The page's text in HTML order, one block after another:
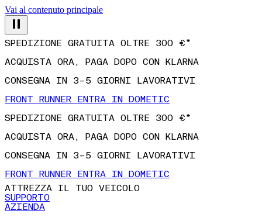
Vai al contenuto principale
ACQUISTA ORA, PAGA DOPO CON KLARNA
CONSEGNA IN 3–5 GIORNI LAVORATIVI
FRONT RUNNER ENTRA IN DOMETIC
SPEDIZIONE GRATUITA OLTRE 300 €*
ACQUISTA ORA, PAGA DOPO CON KLARNA
CONSEGNA IN 3–5 GIORNI LAVORATIVI
FRONT RUNNER ENTRA IN DOMETIC
ATTREZZA IL TUO VEICOLO
SUPPORTO
AZIENDA